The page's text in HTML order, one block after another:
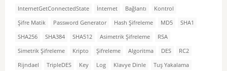
InternetGetConnectedState
İnternet Bağlantı
Kontrol
Şifre Matik
Password Generator Hash Şifreleme MD5
SHA1
SHA256
SHA384 SHA512 Asimetrik Şifreleme
RSA
Simetrik Şifreleme
Kripto Şifreleme Algoritma DES
RC2
Rijndael
TripleDES Key Log Klavye Dinle
Tuş Yakalama